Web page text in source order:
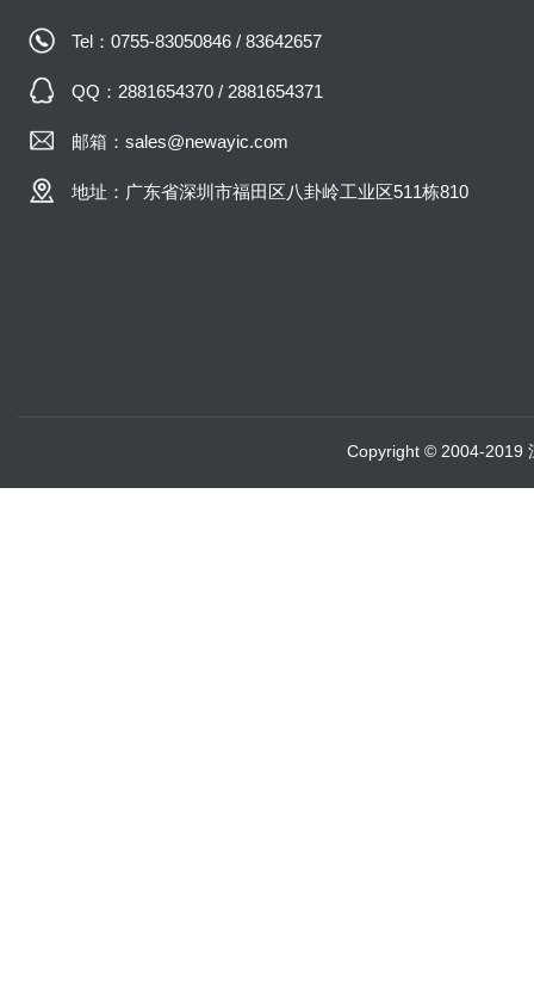
Tel：0755-83050846 / 83642657
QQ：2881654370 / 2881654371
邮箱：sales@newayic.com
地址：广东省深圳市福田区八卦岭工业区511栋810
Copyright © 2004-2019